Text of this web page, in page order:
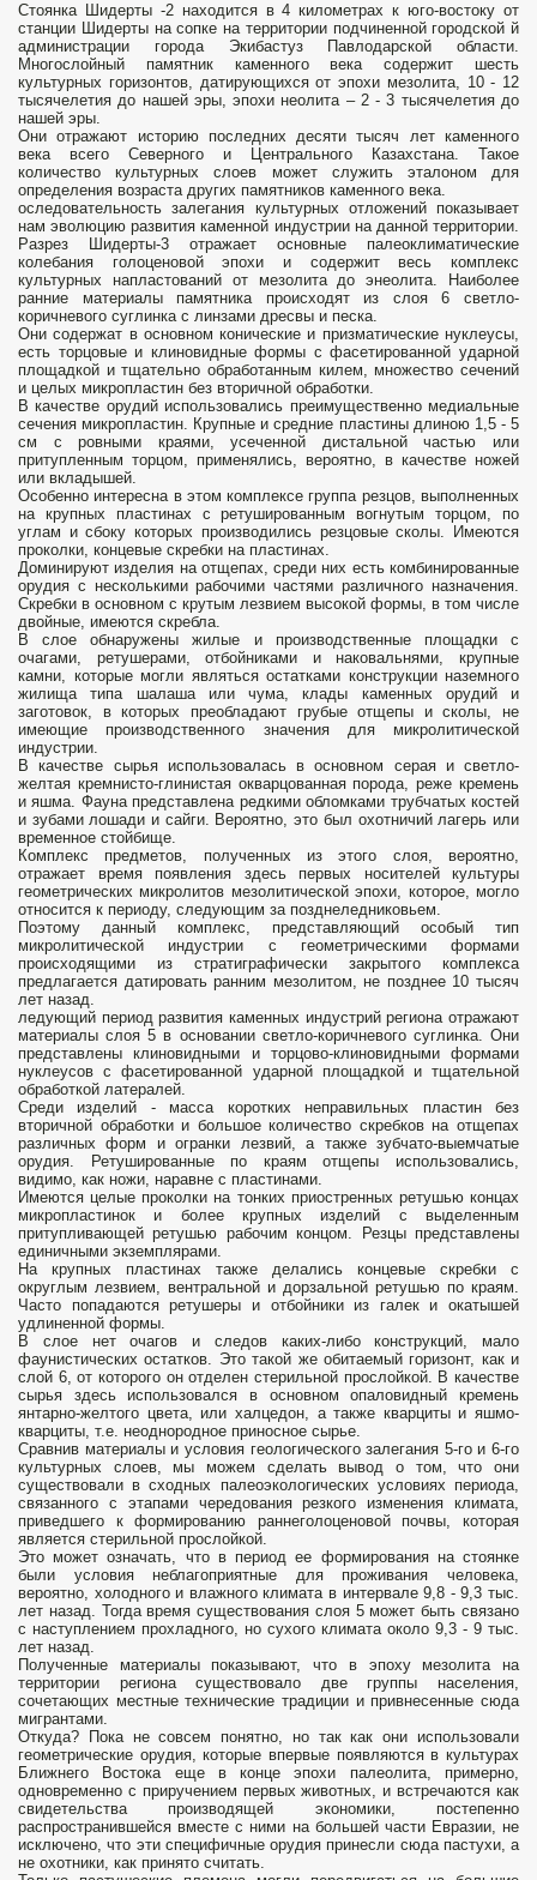
Стоянка Шидерты -2 находится в 4 километрах к юго-востоку от
станции Шидерты на сопке на территории подчиненной городской й
администрации города Экибастуз Павлодарской области.
Многослойный памятник каменного века содержит шесть
культурных горизонтов, датирующихся от эпохи мезолита, 10 - ­12
тысячелетия до нашей эры, эпохи неолита – 2 - 3 тысячелетия до
нашей эры.
Они отражают историю последних десяти тысяч лет каменного
века всего Северного и Центрального Казахстана. Такое
количество культурных слоев может служить эталоном для
опреде­ления возраста других памятников каменного века.
оследователь­ность залегания культурных отложений показывает
нам эволюцию развития каменной индустрии на данной территории.
Разрез Шидерты-3 отражает основные палеоклиматические
колебания голоценовой эпохи и содержит весь комплекс
культурных напластований от мезолита до энеолита. Наиболее
ранние материалы памятника происходят из слоя 6 светло-
коричневого суглинка с линзами дресвы и песка.
Они содержат в основном конические и призматические нуклеусы,
есть торцовые и клиновидные формы с фасетированной ударной
площадкой и тщательно обработанным килем, множество сечений
и целых микропластин без вторичной обработки.
В качестве орудий использовались преимущественно медиальные
сечения микропластин. Крупные и средние пластины длиною 1,5 - 5
см с ровными краями, усеченной дистальной частью или
притупленным торцом, применялись, вероятно, в качестве ножей
или вкладышей.
Особенно интересна в этом комплексе группа резцов, выполненных
на крупных пластинах с ретушированным вогнутым торцом, по
углам и сбоку которых производились резцовые сколы. Имеются
проколки, концевые скребки на пластинах.
Доминируют изделия на отщепах, среди них есть комбинированные
орудия с несколькими рабочими частями различного назначения.
Скребки в основном с крутым лезвием высокой формы, в том числе
двойные, имеются скребла.
В слое обнаружены жилые и производственные площадки с
очагами, ретушерами, отбойниками и наковальнями, крупные
камни, которые могли являться остатками конструкции наземного
жилища типа шалаша или чума, клады каменных орудий и
заготовок, в которых преобладают грубые отщепы и сколы, не
имеющие производственного значения для микролитической
индустрии.
В качестве сырья использовалась в основном серая и светло-
желтая кремнисто-глинистая окварцованная порода, реже кремень
и яшма. Фауна представлена редкими обломками трубчатых костей
и зубами лошади и сайги. Вероятно, это был охотничий лагерь или
временное стойбище.
Комплекс предметов, полученных из этого слоя, вероятно,
отражает время появления здесь первых носителей культуры
геометрических микролитов мезолитической эпохи, которое, могло
относится к периоду, следующим за позднеледниковьем.
Поэтому данный комплекс, представляющий особый тип
микролитической индустрии с геометрическими формами
происходящими из стратиграфически закрытого комплекса
предлагается датировать ранним мезолитом, не позднее 10 тысяч
лет назад.
ледующий период развития каменных индустрий региона отражают
материалы слоя 5 в основании светло-коричневого суглинка. Они
представлены клиновидными и торцово-клиновидными формами
нуклеусов с фасетированной ударной площадкой и тщательной
обработкой латералей.
Среди изделий - масса коротких неправильных пластин без
вторичной обработки и большое количество скребков на отщепах
различных форм и огранки лезвий, а также зубчато-выемчатые
орудия. Ретушированные по краям отщепы использовались,
видимо, как ножи, наравне с пластинами.
Имеются целые проколки на тонких приостренных ретушью концах
микропластинок и более крупных изделий с выделенным
притупливающей ретушью рабочим концом. Резцы представлены
единичными экземплярами.
На крупных пластинах также делались концевые скребки с
округлым лезвием, вентральной и дорзальной ретушью по краям.
Часто попадаются ретушеры и отбойники из галек и окатышей
удлиненной формы.
В слое нет очагов и следов каких-либо конструкций, мало
фаунистических остатков. Это такой же обитаемый горизонт, как и
слой 6, от которого он отделен стерильной прослойкой. В качестве
сырья здесь использовался в основном опаловидный кремень
янтарно-желтого цвета, или халцедон, а также кварциты и яшмо-
кварциты, т.е. неоднородное приносное сырье.
Сравнив материалы и условия геологического залегания 5-го и 6-го
культурных слоев, мы можем сделать вывод о том, что они
существовали в сходных палеоэкологических условиях периода,
связанного с этапами чередования резкого изменения климата,
приведшего к формированию раннеголоценовой почвы, которая
является стерильной прослойкой.
Это может означать, что в период ее формирования на стоянке
были условия неблагоприятные для проживания человека,
вероятно, холодного и влажного климата в интервале 9,8 - 9,3 тыс.
лет назад. Тогда время существования слоя 5 может быть связано
с наступлением прохладного, но сухого климата около 9,3 - 9 тыс.
лет назад.
Полученные материалы показывают, что в эпоху мезолита на
территории региона существовало две группы населения,
сочетающих местные технические традиции и привнесенные сюда
мигрантами.
Откуда? Пока не совсем понятно, но так как они использовали
геометрические орудия, которые впервые появляются в культурах
Ближнего Востока еще в конце эпохи палеолита, примерно,
одновременно с приручением первых животных, и встречаются как
свидетельства производящей экономики, постепенно
распространившейся вместе с ними на большей части Евразии, не
исключено, что эти специфичные орудия принесли сюда пастухи, а
не охотники, как принято считать.